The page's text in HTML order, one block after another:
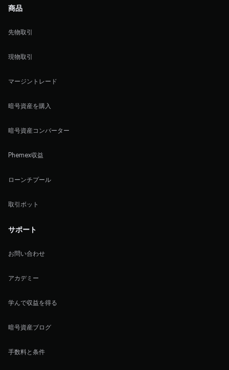
商品
先物取引
現物取引
マージントレード
暗号資産を購入
暗号資産コンバーター
Phemex収益
ローンチプール
取引ボット
サポート
お問い合わせ
アカデミー
学んで収益を得る
暗号資産ブログ
手数料と条件